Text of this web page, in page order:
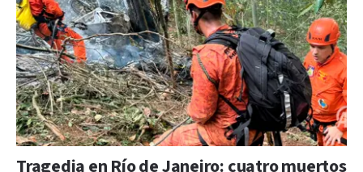
Tragedia en Río de Janeiro: cuatro muertos